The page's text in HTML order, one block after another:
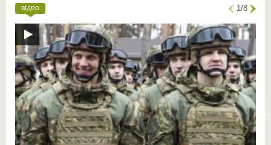
відео 1/8